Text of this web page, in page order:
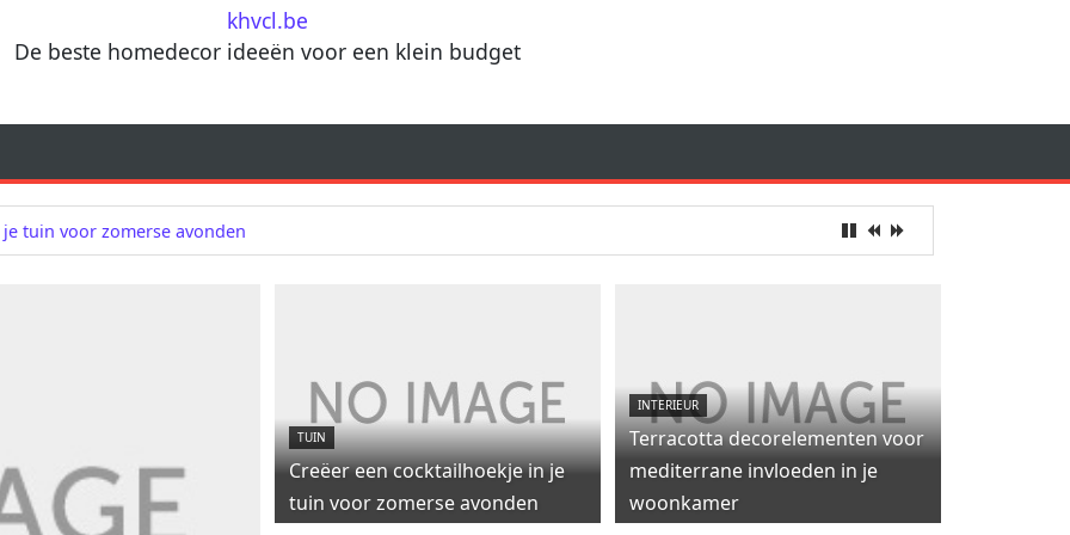
khvcl.be
De beste homedecor ideeën voor een klein budget
tuin voor zomerse avonden
TUIN
Creëer een cocktailhoekje in je
tuin voor zomerse avonden
INTERIEUR
Terracotta decorelementen voor
mediterrane invloeden in je
woonkamer